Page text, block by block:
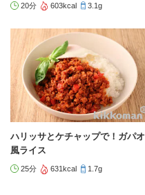
20分 603kcal 3.1g
ハリッサとケチャップで！ガパオ
風ライス
25分 631kcal 1.7g